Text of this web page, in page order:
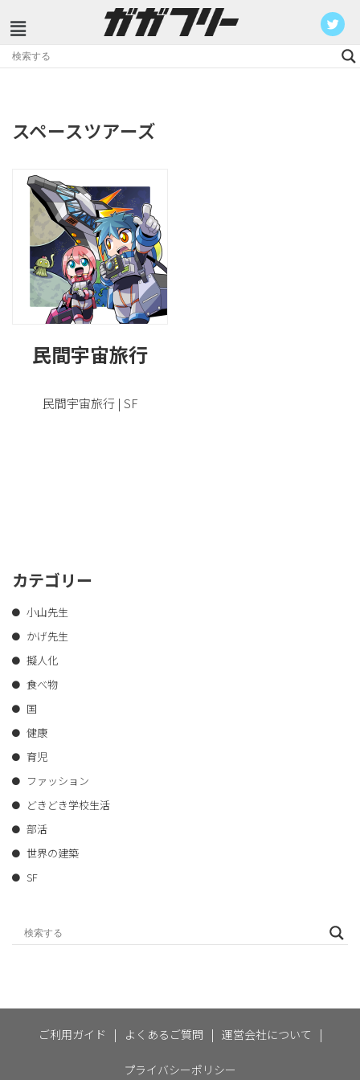
ン
ツ
スペースツアーズ
民間宇宙旅行
民間宇宙旅行 | SF
カテゴリー
小山先生
かげ先生
擬人化
食べ物
国
健康
育児
ファッション
どきどき学校生活
部活
世界の建築
SF
ご利用ガイド | よくあるご質問 | 運営会社について |
プライバシーポリシー